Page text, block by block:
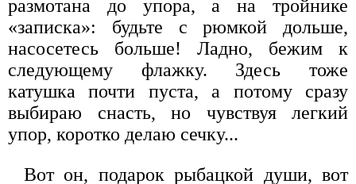
размотана до упора, а на тройнике
«записка»: будьте с рюмкой дольше,
насосетесь больше! Ладно, бежим к
следующему флажку. Здесь тоже
катушка почти пуста, а потому сразу
выбираю снасть, но чувствуя легкий
упор, коротко делаю сечку...
Вот он, подарок рыбацкой души, вот